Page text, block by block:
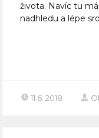
života. Navíc tu
nadhledu a lépe
11.6. 2018